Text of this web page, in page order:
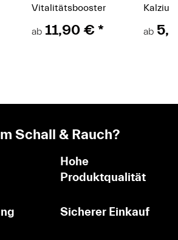
Vitalitätsbooster
ab 11,90 €* ab
Schall & Rauch?
Hohe
Produktqualität
Sicherer Einkauf